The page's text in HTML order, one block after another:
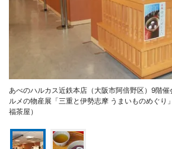
あべのハルカス近鉄本店（大阪市阿倍野区）9階
ルメの物産展「三重と伊勢志摩 うまいものめぐり
福茶屋）